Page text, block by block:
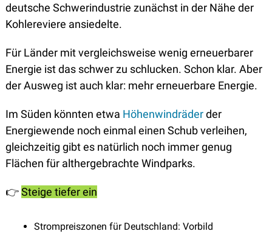
deutsche Schwerindustrie zunächst in der Nähe der
Kohlereviere ansiedelte.
Für Länder mit vergleichsweise wenig erneuerbarer
Energie ist das schwer zu schlucken. Schon klar. Aber
der Ausweg ist auch klar: mehr erneuerbare Energie.
Im Süden könnten etwa Höhenwindräder der
Energiewende noch einmal einen Schub verleihen,
gleichzeitig gibt es natürlich noch immer genug
Flächen für althergebrachte Windparks.
👉️ Steige tiefer ein
Strompreiszonen für Deutschland: Vorbild